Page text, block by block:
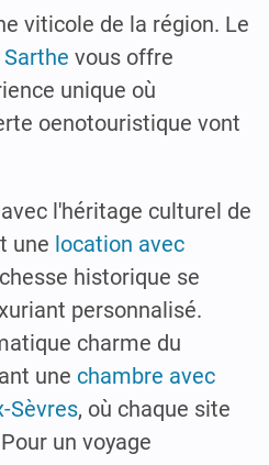
viticole de la région. Le
vous offre
unique où
oenotouristique vont
l'héritage culturel de
une location avec
historique se
personnalisé.
charme du
une chambre avec
Sèvres, où chaque site
un voyage